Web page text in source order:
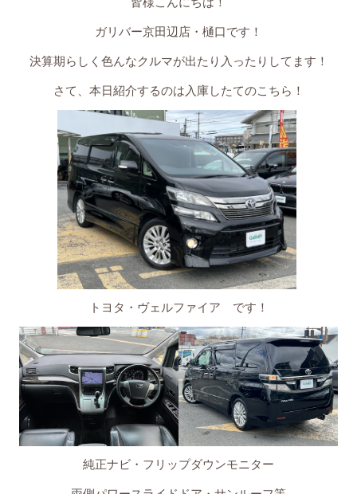
ガリバー京田辺店・樋口です！
決算期らしく色んなクルマが出たり入ったりしてます！
さて、本日紹介するのは入庫したてのこちら！
トヨタ・ヴェルファイア です！
純正ナビ・フリップダウンモニター